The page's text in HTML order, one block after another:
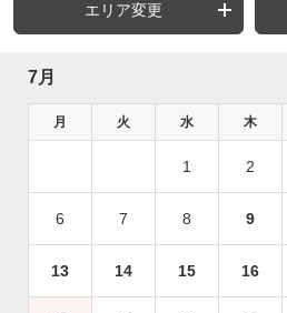
エリア変更
7月
月 火 水 木
1 2
6 7 8 9
13 14 15 16